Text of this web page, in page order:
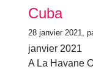
Articles
Cuba
28 janvier 2021 ,
janvier 2021
A La Havane